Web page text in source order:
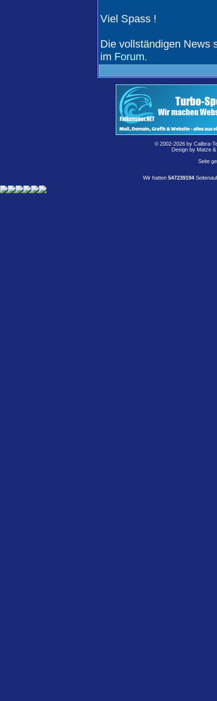
Viel Spass !
Die vollständigen News
im Forum.
© 2002-2026 by Calibra-
Design by Matze
Seite
Wir hatten 547239194